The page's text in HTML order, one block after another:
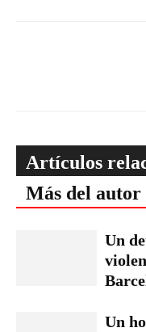
Artículos
Más del autor
Un
Un